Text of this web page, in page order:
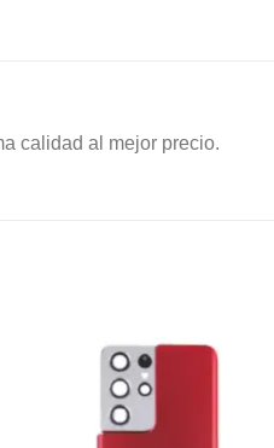
calidad al mejor precio.